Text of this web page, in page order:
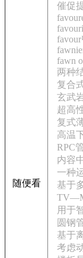
随便看
催促
favour¹
fawn
两种
复合
玄武
超高
复式
高温
RPC
内容
一种
基于
用于
圆钢
基于
考虑